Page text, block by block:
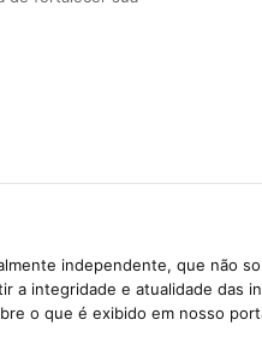
independente, que não
a integridade e atualidade das
o que é exibido em nosso